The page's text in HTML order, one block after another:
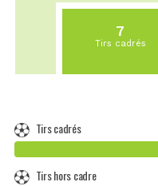
7
Tirs cadrés
Tirs cadrés
Tirs hors cadre